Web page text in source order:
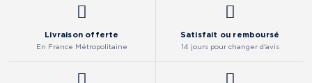
Livraison offerte
En France Métropolitaine
Satisfait ou remboursé
14 jours pour changer d'avis